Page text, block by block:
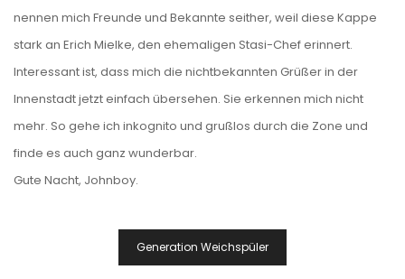
nennen mich Freunde und Bekannte seither, weil diese Kappe
stark an Erich Mielke, den ehemaligen Stasi-Chef erinnert.
Interessant ist, dass mich die nichtbekannten Grüßer in der
Innenstadt jetzt einfach übersehen. Sie erkennen mich nicht
mehr. So gehe ich inkognito und grußlos durch die Zone und
finde es auch ganz wunderbar.
Gute Nacht, Johnboy.
BeitragsnavigationGeneration Weichspüler